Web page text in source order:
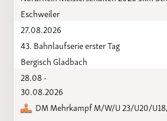
Eschweiler
27.08.2026
43. Bahnlaufserie erster Tag
Bergisch Gladbach
28.08 -
30.08.2026
DM Mehrkampf M/W/U 23/U20/